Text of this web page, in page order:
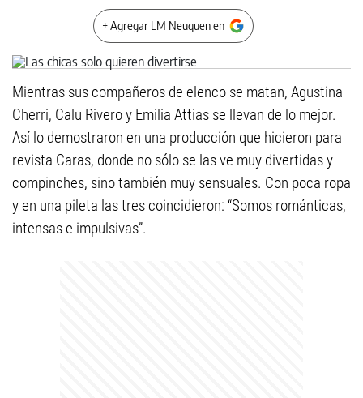
+ Agregar LM Neuquen en
Mientras sus compañeros de elenco se matan, Agustina
Cherri, Calu Rivero y Emilia Attias se llevan de lo mejor.
Así lo demostraron en una producción que hicieron para
revista Caras, donde no sólo se las ve muy divertidas y
compinches, sino también muy sensuales. Con poca ropa
y en una pileta las tres coincidieron: “Somos románticas,
intensas e impulsivas”.